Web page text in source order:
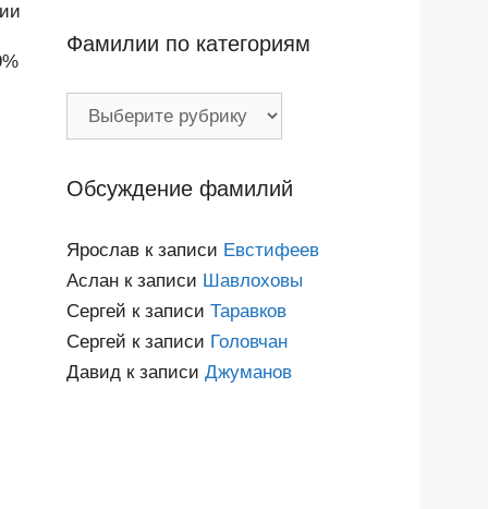
Фамилии по категориям
Обсуждение фамилий
Ярослав к записи Евстифеев
Аслан к записи Шавлоховы
Сергей к записи Таравков
Сергей к записи Головчан
Давид к записи Джуманов